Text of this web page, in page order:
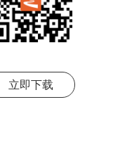
立即下载